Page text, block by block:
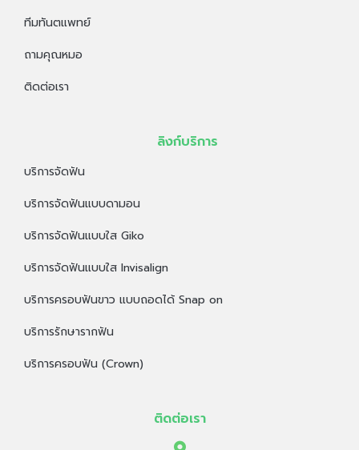
ทีมทันตแพทย์
ถามคุณหมอ
ติดต่อเรา
ลิงก์บริการ
บริการจัดฟัน
บริการจัดฟันแบบดามอน
บริการจัดฟันแบบใส Giko
บริการจัดฟันแบบใส Invisalign
บริการครอบฟันขาว แบบถอดได้ Snap on
บริการรักษารากฟัน
บริการครอบฟัน (Crown)
ติดต่อเรา